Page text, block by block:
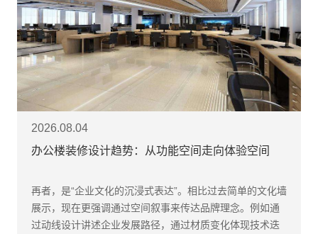
2026.08.04
办公楼装修设计趋势：从功能空间走向体验空间
再者，是“企业文化的沉浸式表达”。相比过去简单的文化墙
展示，现在更强调通过空间叙事来传达品牌理念。例如通
过动线设计讲述企业发展路径，通过材质变化体现技术迭